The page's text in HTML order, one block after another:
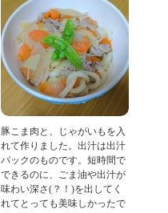
豚こま肉と、じゃがいもを入
れて作りました。出汁は出汁
パックのものです。短時間で
できるのに、ごま油や出汁が
味わい深さ(？！)を出してく
れてとっても美味しかったで